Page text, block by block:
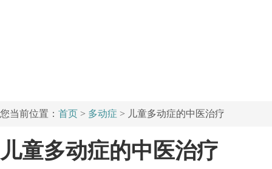
您当前位置： 首页 > 多动症 > 儿童多动症的中医治疗
儿童多动症的中医治疗